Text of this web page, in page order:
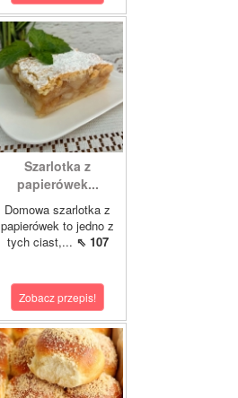
Szarlotka z
papierówek...
Domowa szarlotka z
papierówek to jedno z
tych ciast,... ⇖ 107
Zobacz przepis!